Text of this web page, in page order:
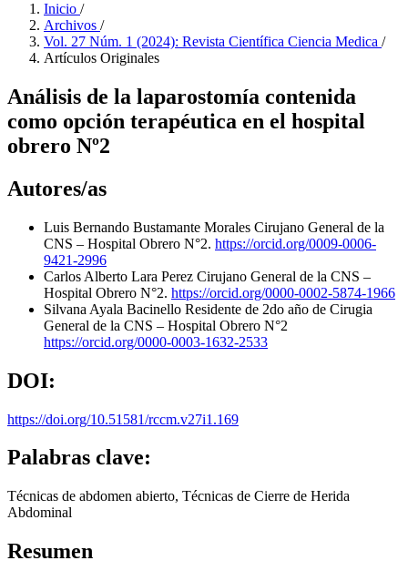
Inicio /
Archivos /
Vol. 27 Núm. 1 (2024): Revista Científica Ciencia Medica /
Artículos Originales
Análisis de la laparostomía contenida
como opción terapéutica en el hospital
obrero Nº2
Autores/as
Luis Bernando Bustamante Morales Cirujano General de la
CNS – Hospital Obrero N°2. https://orcid.org/0009-0006-
9421-2996
Carlos Alberto Lara Perez Cirujano General de la CNS –
Hospital Obrero N°2. https://orcid.org/0000-0002-5874-1966
Silvana Ayala Bacinello Residente de 2do año de Cirugia
General de la CNS – Hospital Obrero N°2
https://orcid.org/0000-0003-1632-2533
DOI:
https://doi.org/10.51581/rccm.v27i1.169
Palabras clave:
Técnicas de abdomen abierto, Técnicas de Cierre de Herida
Abdominal
Resumen